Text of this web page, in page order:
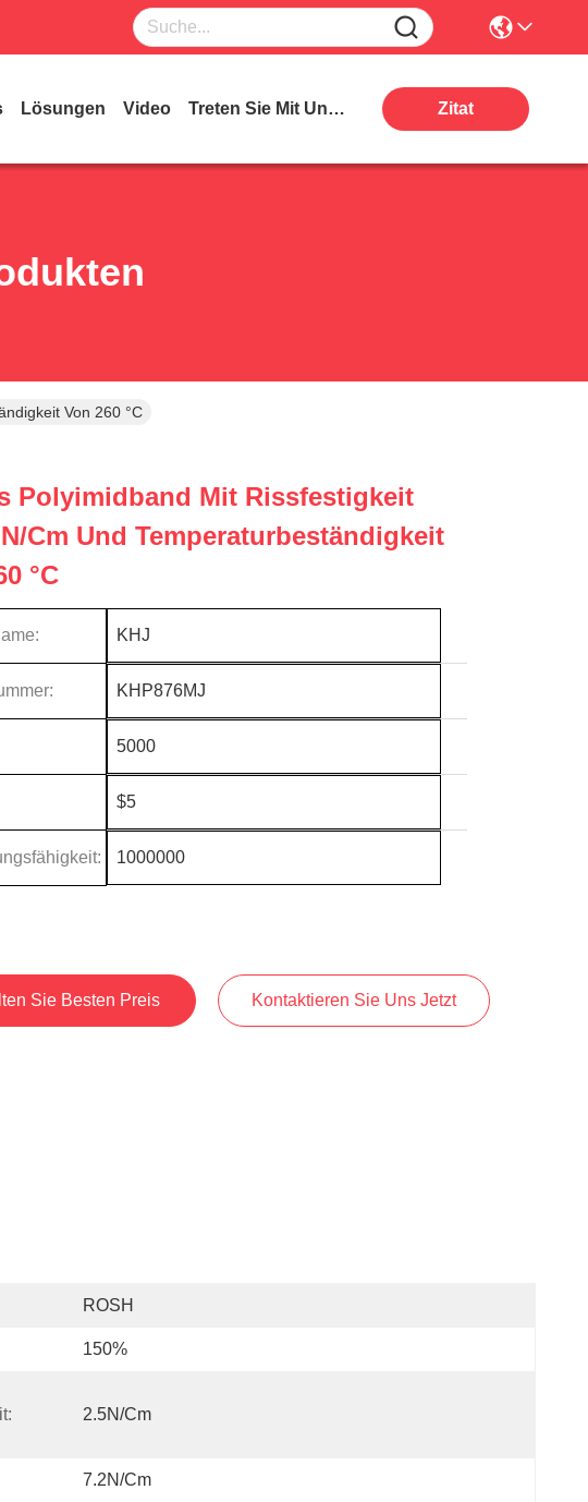
Lösungen Video Treten Sie Mit Uns In Verbindung Zitat
Von 260 °C
Polyimidband Mit Rissfestigkeit
cm Und Temperaturbeständigkeit
°C
KHJ
KHP876MJ
5000
$5
1000000
Sie Besten Preis Kontaktieren Sie Uns Jetzt
ROSH
150%
2.5N/cm
7.2N/cm